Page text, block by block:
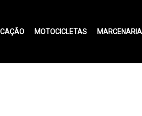
MOTOCICLETAS MARCENARIA